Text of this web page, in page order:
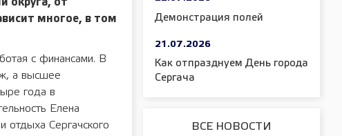
округа, от
многое, в том
с финансами. В
а высшее
года в
Елена
отдыха Сергачского
Демонстрация полей
21.07.2026
Как отпразднуем День города
Сергача
ВСЕ НОВОСТИ